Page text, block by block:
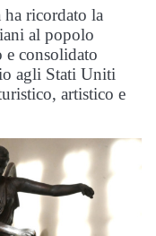
ha ricordato la
al popolo
e consolidato
agli Stati Uniti
artistico e